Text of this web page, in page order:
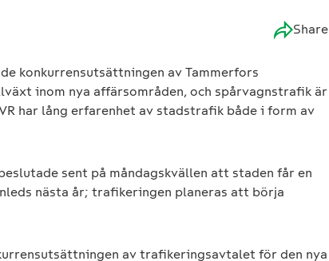
Share
konkurrensutsättningen av Tammerfors
inom nya affärsområden, och spårvagnstrafik är
har lång erfarenhet av stadstrafik både i form av
sent på måndagskvällen att staden får en
nästa år; trafikeringen planeras att börja
av trafikeringsavtalet för den nya